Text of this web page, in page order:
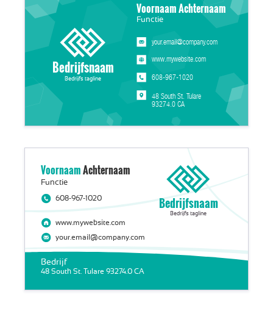
608-967-1020
48 South St. Tulare
93274.0 CA
www.mywebsite.com
Functie
your.email@company.com
Voornaam Achternaam
Bedrijfsnaam
Bedrijfs tagline
Bedrijfsnaam
Bedrijfs tagline
Bedrijf
48 South St. Tulare 93274.0 CA
your.email@company.com
608-967-1020
www.mywebsite.com
Functie
VoornaamAchternaam